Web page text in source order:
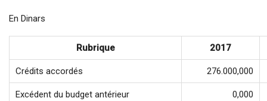
En Dinars
Rubrique 2017
Crédits accordés 276.000,000
Excédent du budget antérieur 0,000